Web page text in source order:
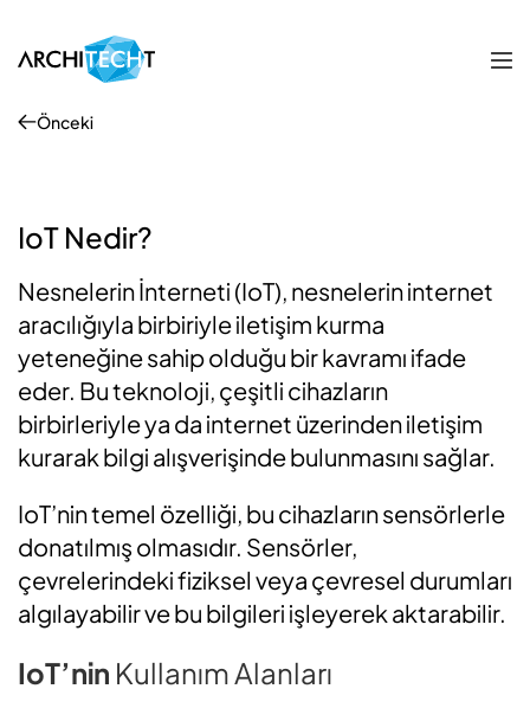
Önceki
IoT Nedir?
Nesnelerin İnterneti (IoT), nesnelerin internet
aracılığıyla birbiriyle iletişim kurma
yeteneğine sahip olduğu bir kavramı ifade
eder. Bu teknoloji, çeşitli cihazların
birbirleriyle ya da internet üzerinden iletişim
kurarak bilgi alışverişinde bulunmasını sağlar.
IoT’nin temel özelliği, bu cihazların sensörlerle
donatılmış olmasıdır. Sensörler,
çevrelerindeki fiziksel veya çevresel durumları
algılayabilir ve bu bilgileri işleyerek aktarabilir.
IoT’nin Kullanım Alanları